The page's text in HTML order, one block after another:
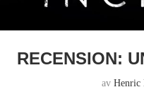
RECENSION:
av Henric